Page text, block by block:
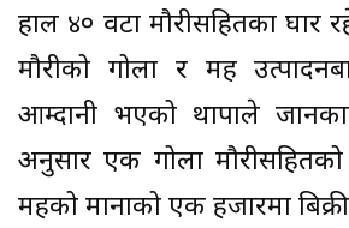
हाल ४० वटा मौरीसहितका घार
मौरीको गोला र मह
आम्दानी भएको थापाले
अनुसार एक गोला
महको मानाको एक हजारमा